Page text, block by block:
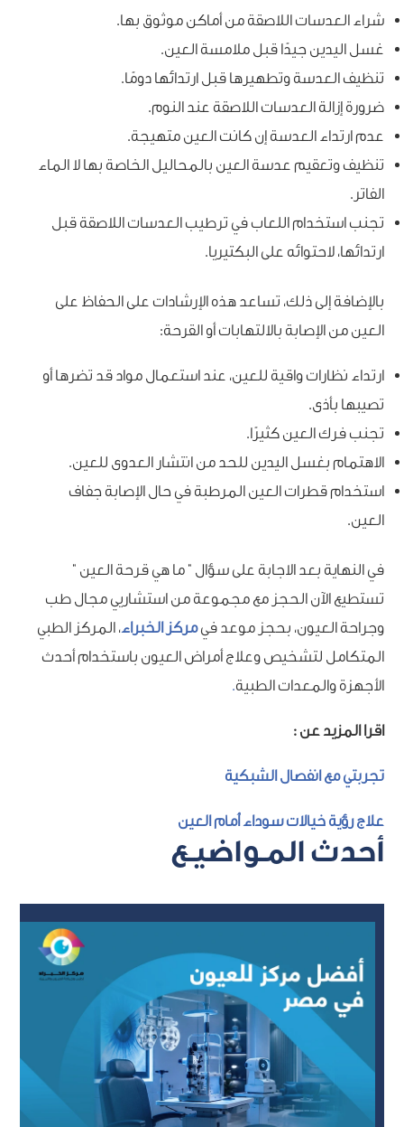
أحدث المـواضيـع
شراء العدسات اللاصقة من أماكن موثوق بها.
غسل اليدين جيدًا قبل ملامسة العين.
تنظيف العدسة وتطهيرها قبل ارتدائها دومًا.
ضرورة إزالة العدسات اللاصقة عند النوم.
عدم ارتداء العدسة إن كانت العين متهيجة.
تنظيف وتعقيم عدسة العين بالمحاليل الخاصة بها لا الماء
الفاتر.
تجنب استخدام اللعاب في ترطيب العدسات اللاصقة قبل
ارتدائها، لاحتوائه على البكتيريا.
بالإضافة إلى ذلك، تساعد هذه الإرشادات على الحفاظ على
العين من الإصابة بالالتهابات أو القرحة:
ارتداء نظارات واقية للعين، عند استعمال مواد قد تضرها أو
تصيبها بأذى.
تجنب فرك العين كثيرًا.
الاهتمام بغسل اليدين للحد من انتشار العدوى للعين.
استخدام قطرات العين المرطبة في حال الإصابة جفاف
العين.
في النهاية بعد الاجابة على سؤال ” ما هي قرحة العين ”
تستطيع الآن الحجز مع مجموعة من استشاريي مجال طب
وجراحة العيون، بحجز موعد فيمركز الخبراء، المركز الطبي
المتكامل لتشخيص وعلاج أمراض العيون باستخدام أحدث
الأجهزة والمعدات الطبية.
اقرا المزيد عن :
تجربتي مع انفصال الشبكية
علاج رؤية خيالات سوداء أمام العين